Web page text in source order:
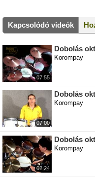
Kapcsolódó videók
07:55
Dobolás
Korompay
07:00
Dobolás
Korompay
02:24
Dobolás
Korompay